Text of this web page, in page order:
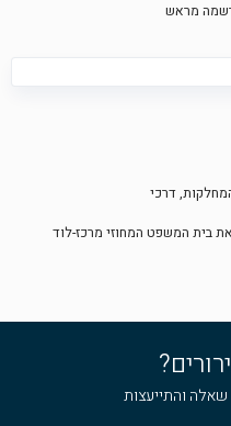
מראש
דרכי
בית המשפט המחוזי מרכז-לוד
והתייעצות